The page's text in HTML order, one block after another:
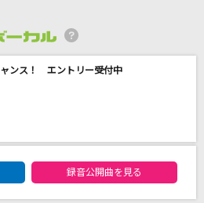
ンス！ エントリー受付中
カルエントリーランキング
録音公開曲を見る